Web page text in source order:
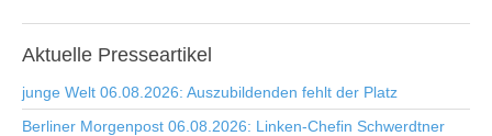
Aktuelle Presseartikel
junge Welt 06.08.2026: Auszubildenden fehlt der Platz
Berliner Morgenpost 06.08.2026: Linken-Chefin Schwerdtner